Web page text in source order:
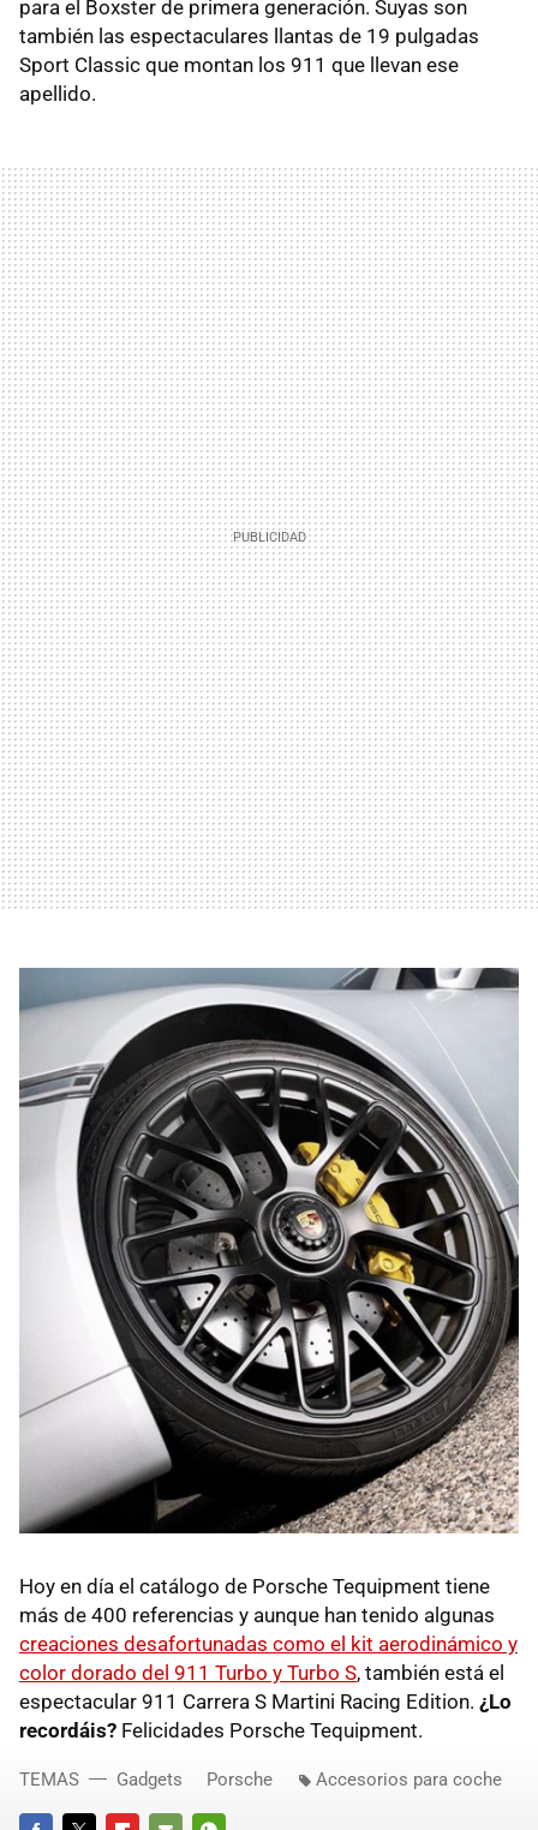
para el Boxster de primera generación. Suyas son
también las espectaculares llantas de 19 pulgadas
Sport Classic que montan los 911 que llevan ese
apellido.
Hoy en día el catálogo de Porsche Tequipment tiene
más de 400 referencias y aunque han tenido algunas
creaciones desafortunadas como el kit aerodinámico y
color dorado del 911 Turbo y Turbo S, también está el
espectacular 911 Carrera S Martini Racing Edition. ¿Lo
recordáis? Felicidades Porsche Tequipment.
TEMAS Gadgets Porsche Accesorios para coche